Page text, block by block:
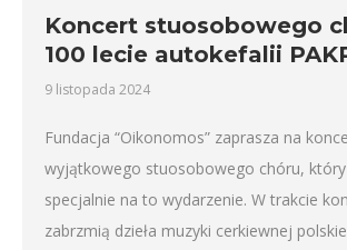
Koncert stuosobowego
100 lecie autokefalii
9 listopada 2024
Fundacja “Oikonomos” zaprasza na
wyjątkowego stuosobowego chóru, który
specjalnie na to wydarzenie. W trakcie
zabrzmią dzieła muzyki cerkiewnej